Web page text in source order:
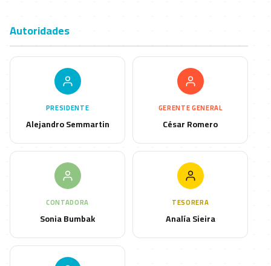
Autoridades
PRESIDENTE
Alejandro Semmartin
GERENTE GENERAL
César Romero
CONTADORA
Sonia Bumbak
TESORERA
Analía Sieira